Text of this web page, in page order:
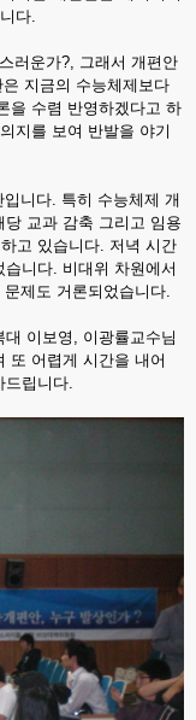
다.
러운가?, 그래서 개편안
지금의 수능체제보다
을 수렴 반영하겠다고 하
지를 보여 반발을 야기
니다. 특히 수능체제 개
교과 감축 그리고 임용
고 있습니다. 저녁 시간
니다. 비대위 차원에서
제도 거론되었습니다.
이보영, 이광률교수님
또 어렵게 시간을 내어
드립니다.